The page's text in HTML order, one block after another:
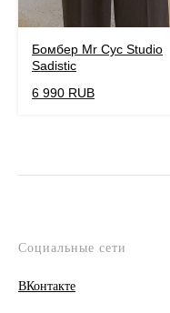
Бомбер Mr Cyc Studio
Sadistic
6 990 RUB
Социальные сети
ВКонтакте